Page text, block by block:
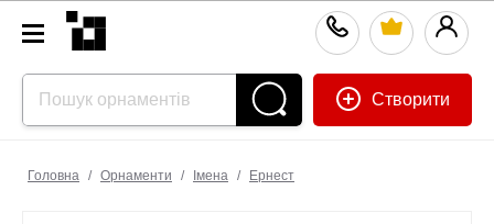
Створити
Головна / Орнаменти / Імена / Ернест